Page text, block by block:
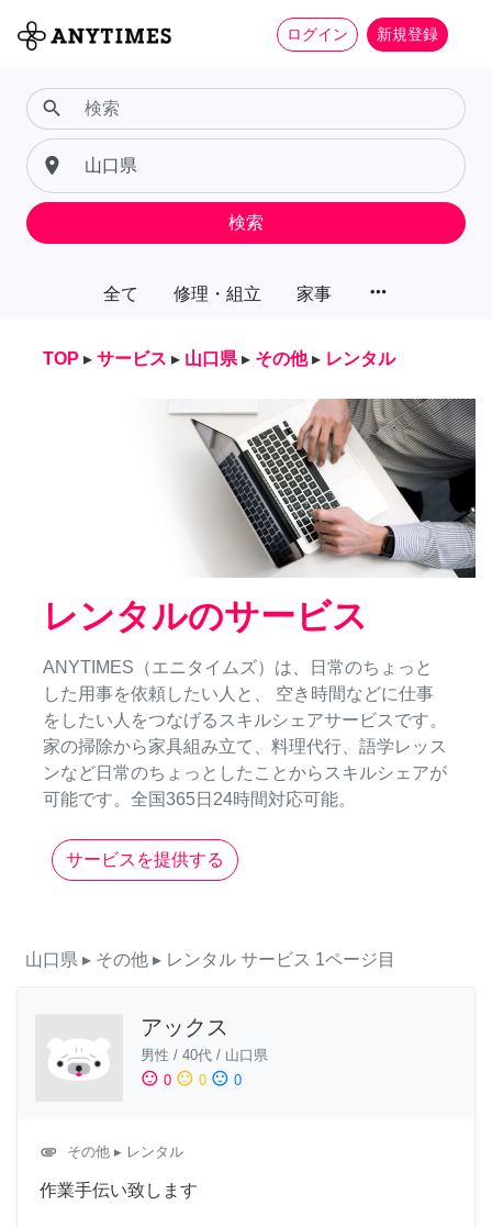
ログイン 新規登録
全て 修理・組立 家事 more_horiz
search
place
検索
TOP ▸ サービス ▸ 山口県 ▸ その他 ▸ レンタル
レンタルのサービス
ANYTIMES（エニタイムズ）は、日常のちょっと
した用事を依頼したい人と、 空き時間などに仕事
をしたい人をつなげるスキルシェアサービスです。
家の掃除から家具組み立て、料理代行、語学レッス
ンなど日常のちょっとしたことからスキルシェアが
可能です。全国365日24時間対応可能。
サービスを提供する
山口県 ▸ その他 ▸ レンタル サービス 1ページ目
アックス
男性 / 40代 / 山口県
sentiment_satisfied 0 sentiment_neutral 0 sentiment_dissatisfied 0
attachment その他 ▸ レンタル
作業手伝い致します